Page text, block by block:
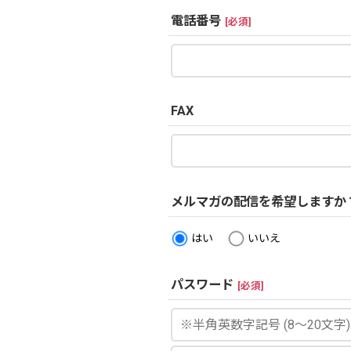
電話番号 [必須]
FAX
メルマガの配信を希望しますか
はい いいえ
パスワード [必須]